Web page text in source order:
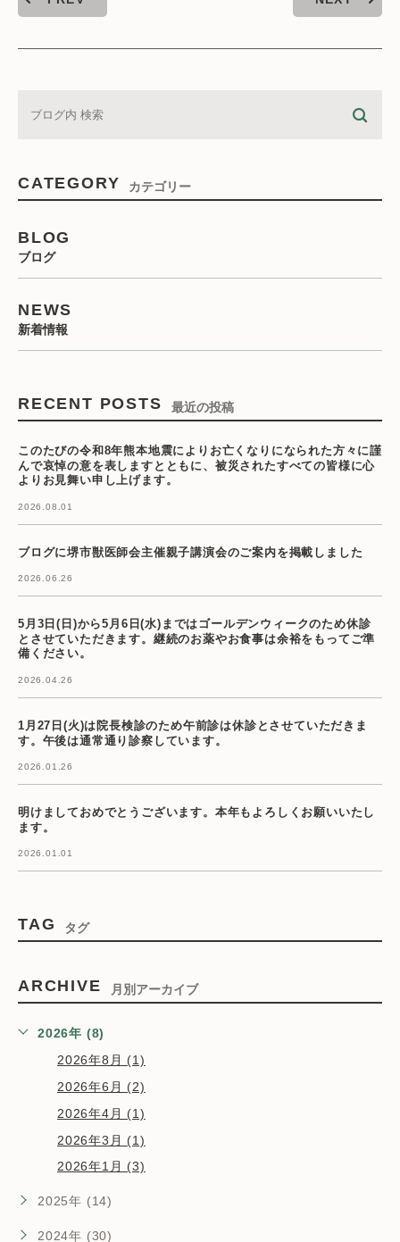
CATEGORY カテゴリー
BLOG
ブログ
NEWS
新着情報
RECENT POSTS 最近の投稿
このたびの令和8年熊本地震によりお亡くなりになられた方々に謹
んで哀悼の意を表しますとともに、被災されたすべての皆様に心
よりお見舞い申し上げます。
2026.08.01
ブログに堺市獣医師会主催親子講演会のご案内を掲載しました
2026.06.26
5月3日(日)から5月6日(水)まではゴールデンウィークのため休診
とさせていただきます。継続のお薬やお食事は余裕をもってご準
備ください。
2026.04.26
1月27日(火)は院長検診のため午前診は休診とさせていただきま
す。午後は通常通り診察しています。
2026.01.26
明けましておめでとうございます。本年もよろしくお願いいたし
ます。
2026.01.01
TAG タグ
ARCHIVE 月別アーカイブ
2026年 (8)
2026年8月 (1)
2026年6月 (2)
2026年4月 (1)
2026年3月 (1)
2026年1月 (3)
2025年 (14)
2024年 (30)